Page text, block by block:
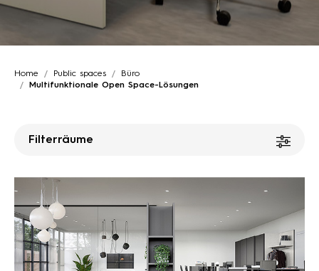
Home Public spaces
Büro
Multifunktionale Open Space-Lösungen
Filterräume